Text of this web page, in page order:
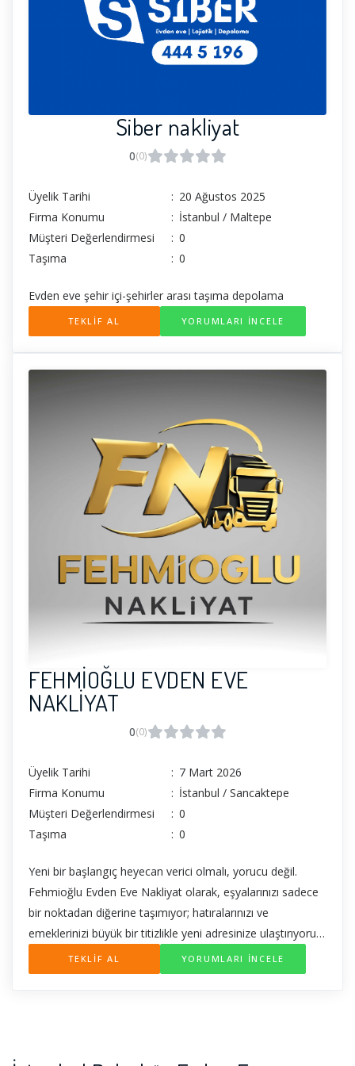
Siber nakliyat
0(0)
Üyelik Tarihi : 20 Ağustos 2025
Firma Konumu
: İstanbul / Maltepe
Müşteri Değerlendirmesi
: 0
Taşıma
: 0
Evden eve şehir içi-şehirler arası taşıma depolama
TEKLİF AL YORUMLARI İNCELE
FEHMİOĞLU EVDEN EVE
NAKLİYAT
0(0)
Üyelik Tarihi : 7 Mart 2026
Firma Konumu
: İstanbul / Sancaktepe
Müşteri Değerlendirmesi
: 0
Taşıma
: 0
Yeni bir başlangıç heyecan verici olmalı, yorucu değil.
Fehmioğlu Evden Eve Nakliyat olarak, eşyalarınızı sadece
bir noktadan diğerine taşımıyor; hatıralarınızı ve
emeklerinizi büyük bir titizlikle yeni adresinize ulaştırıyoruz.
Sektördeki deneyimimiz ve profesyonel ekibimizle,
taşınma sürecindeki tüm yükü omuzlarınızdan alıyoruz.
TEKLİF AL YORUMLARI İNCELE